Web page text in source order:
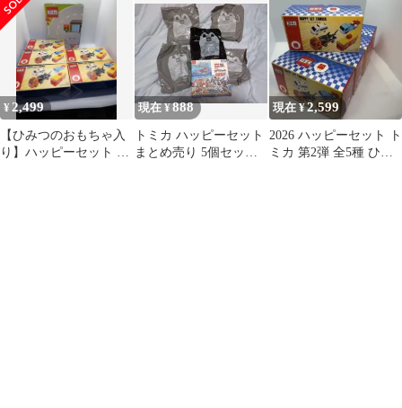
ット
ピーセット
カ 第2弾」 ハッピーセ
ット
¥ 2,499
【ひみつのおもちゃ入
り】ハッピーセット ト
現在 ¥888
トミカ ハッピーセット
まとめ売り 5個セット
現在 ¥2,599
2026 ハッピーセット ト
ミカ 第2弾 全5種 ひみ